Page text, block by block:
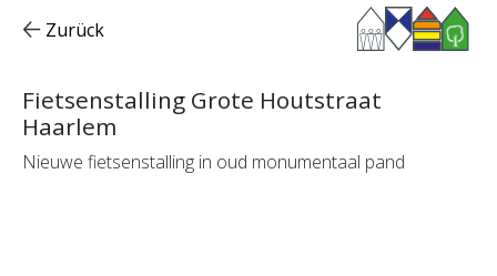
Fietsenstalling Grote Houtstraat
Haarlem
Nieuwe fietsenstalling in oud monumentaal pand
Zurück